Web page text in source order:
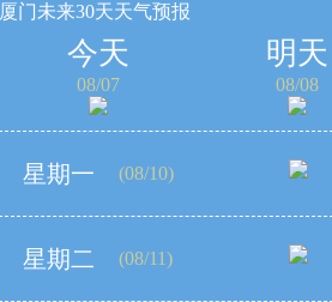
厦门未来30天天气预报
今天
08/07
明天
08/08
星期一 (08/10)
星期二 (08/11)